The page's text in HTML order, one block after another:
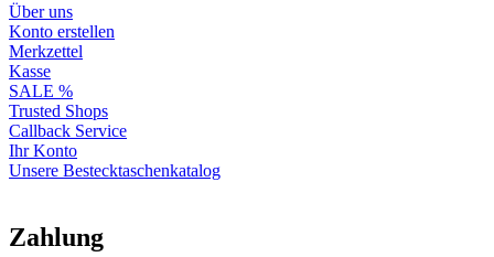
Über uns
Konto erstellen
Merkzettel
Kasse
SALE %
Trusted Shops
Callback Service
Ihr Konto
Unsere Bestecktaschenkatalog
Zahlung